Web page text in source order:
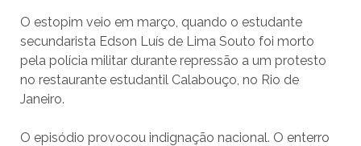
O estopim veio em março, quando o estudante
secundarista Edson Luís de Lima Souto foi morto
pela polícia militar durante repressão a um protesto
no restaurante estudantil Calabouço, no Rio de
Janeiro.
O episódio provocou indignação nacional. O enterro